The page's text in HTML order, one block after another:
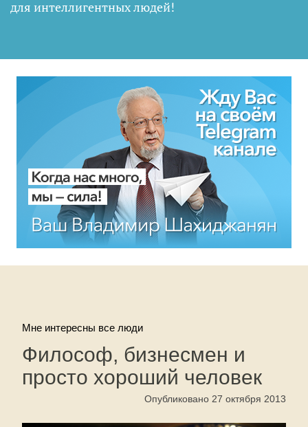
для интеллигентных людей!
Мне интересны все люди
Философ, бизнесмен и
просто хороший человек
Опубликовано 27 октября 2013